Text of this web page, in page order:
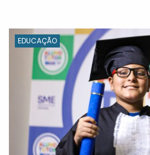
EDUCAÇÃO